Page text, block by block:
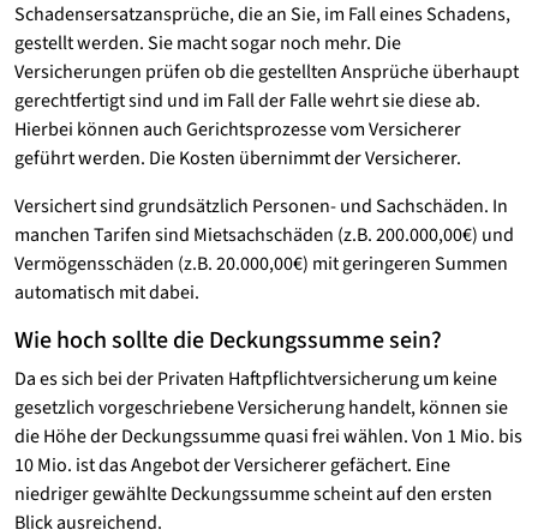
Schadensersatzansprüche, die an Sie, im Fall eines Schadens,
gestellt werden. Sie macht sogar noch mehr. Die
Versicherungen prüfen ob die gestellten Ansprüche überhaupt
gerechtfertigt sind und im Fall der Falle wehrt sie diese ab.
Hierbei können auch Gerichtsprozesse vom Versicherer
geführt werden. Die Kosten übernimmt der Versicherer.
Versichert sind grundsätzlich Personen- und Sachschäden. In
manchen Tarifen sind Mietsachschäden (z.B. 200.000,00€) und
Vermögensschäden (z.B. 20.000,00€) mit geringeren Summen
automatisch mit dabei.
Wie hoch sollte die Deckungssumme sein?
Da es sich bei der Privaten Haftpflichtversicherung um keine
gesetzlich vorgeschriebene Versicherung handelt, können sie
die Höhe der Deckungssumme quasi frei wählen. Von 1 Mio. bis
10 Mio. ist das Angebot der Versicherer gefächert. Eine
niedriger gewählte Deckungssumme scheint auf den ersten
Blick ausreichend.